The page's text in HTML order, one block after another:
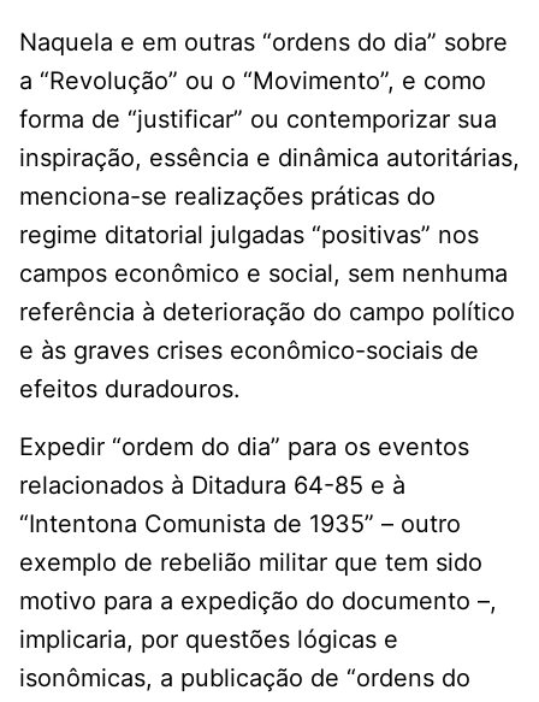
Naquela e em outras “ordens do dia” sobre
a “Revolução” ou o “Movimento”, e como
forma de “justificar” ou contemporizar sua
inspiração, essência e dinâmica autoritárias,
menciona-se realizações práticas do
regime ditatorial julgadas “positivas” nos
campos econômico e social, sem nenhuma
referência à deterioração do campo político
e às graves crises econômico-sociais de
efeitos duradouros.
Expedir “ordem do dia” para os eventos
relacionados à Ditadura 64-85 e à
“Intentona Comunista de 1935” – outro
exemplo de rebelião militar que tem sido
motivo para a expedição do documento –,
implicaria, por questões lógicas e
isonômicas, a publicação de “ordens do